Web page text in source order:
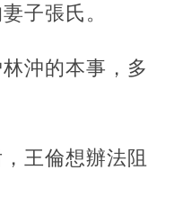
子張氏。
沖的本事，多
王倫想辦法阻